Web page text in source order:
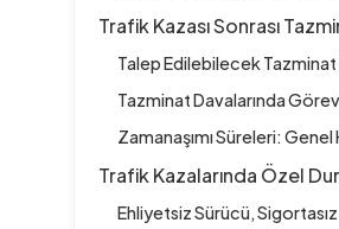
Trafik Kazası Sonrası
Talep Edilebilecek
Tazminat Davalarında
Zamanaşımı Süreleri: Genel
Trafik Kazalarında Özel
Ehliyetsiz Sürücü,